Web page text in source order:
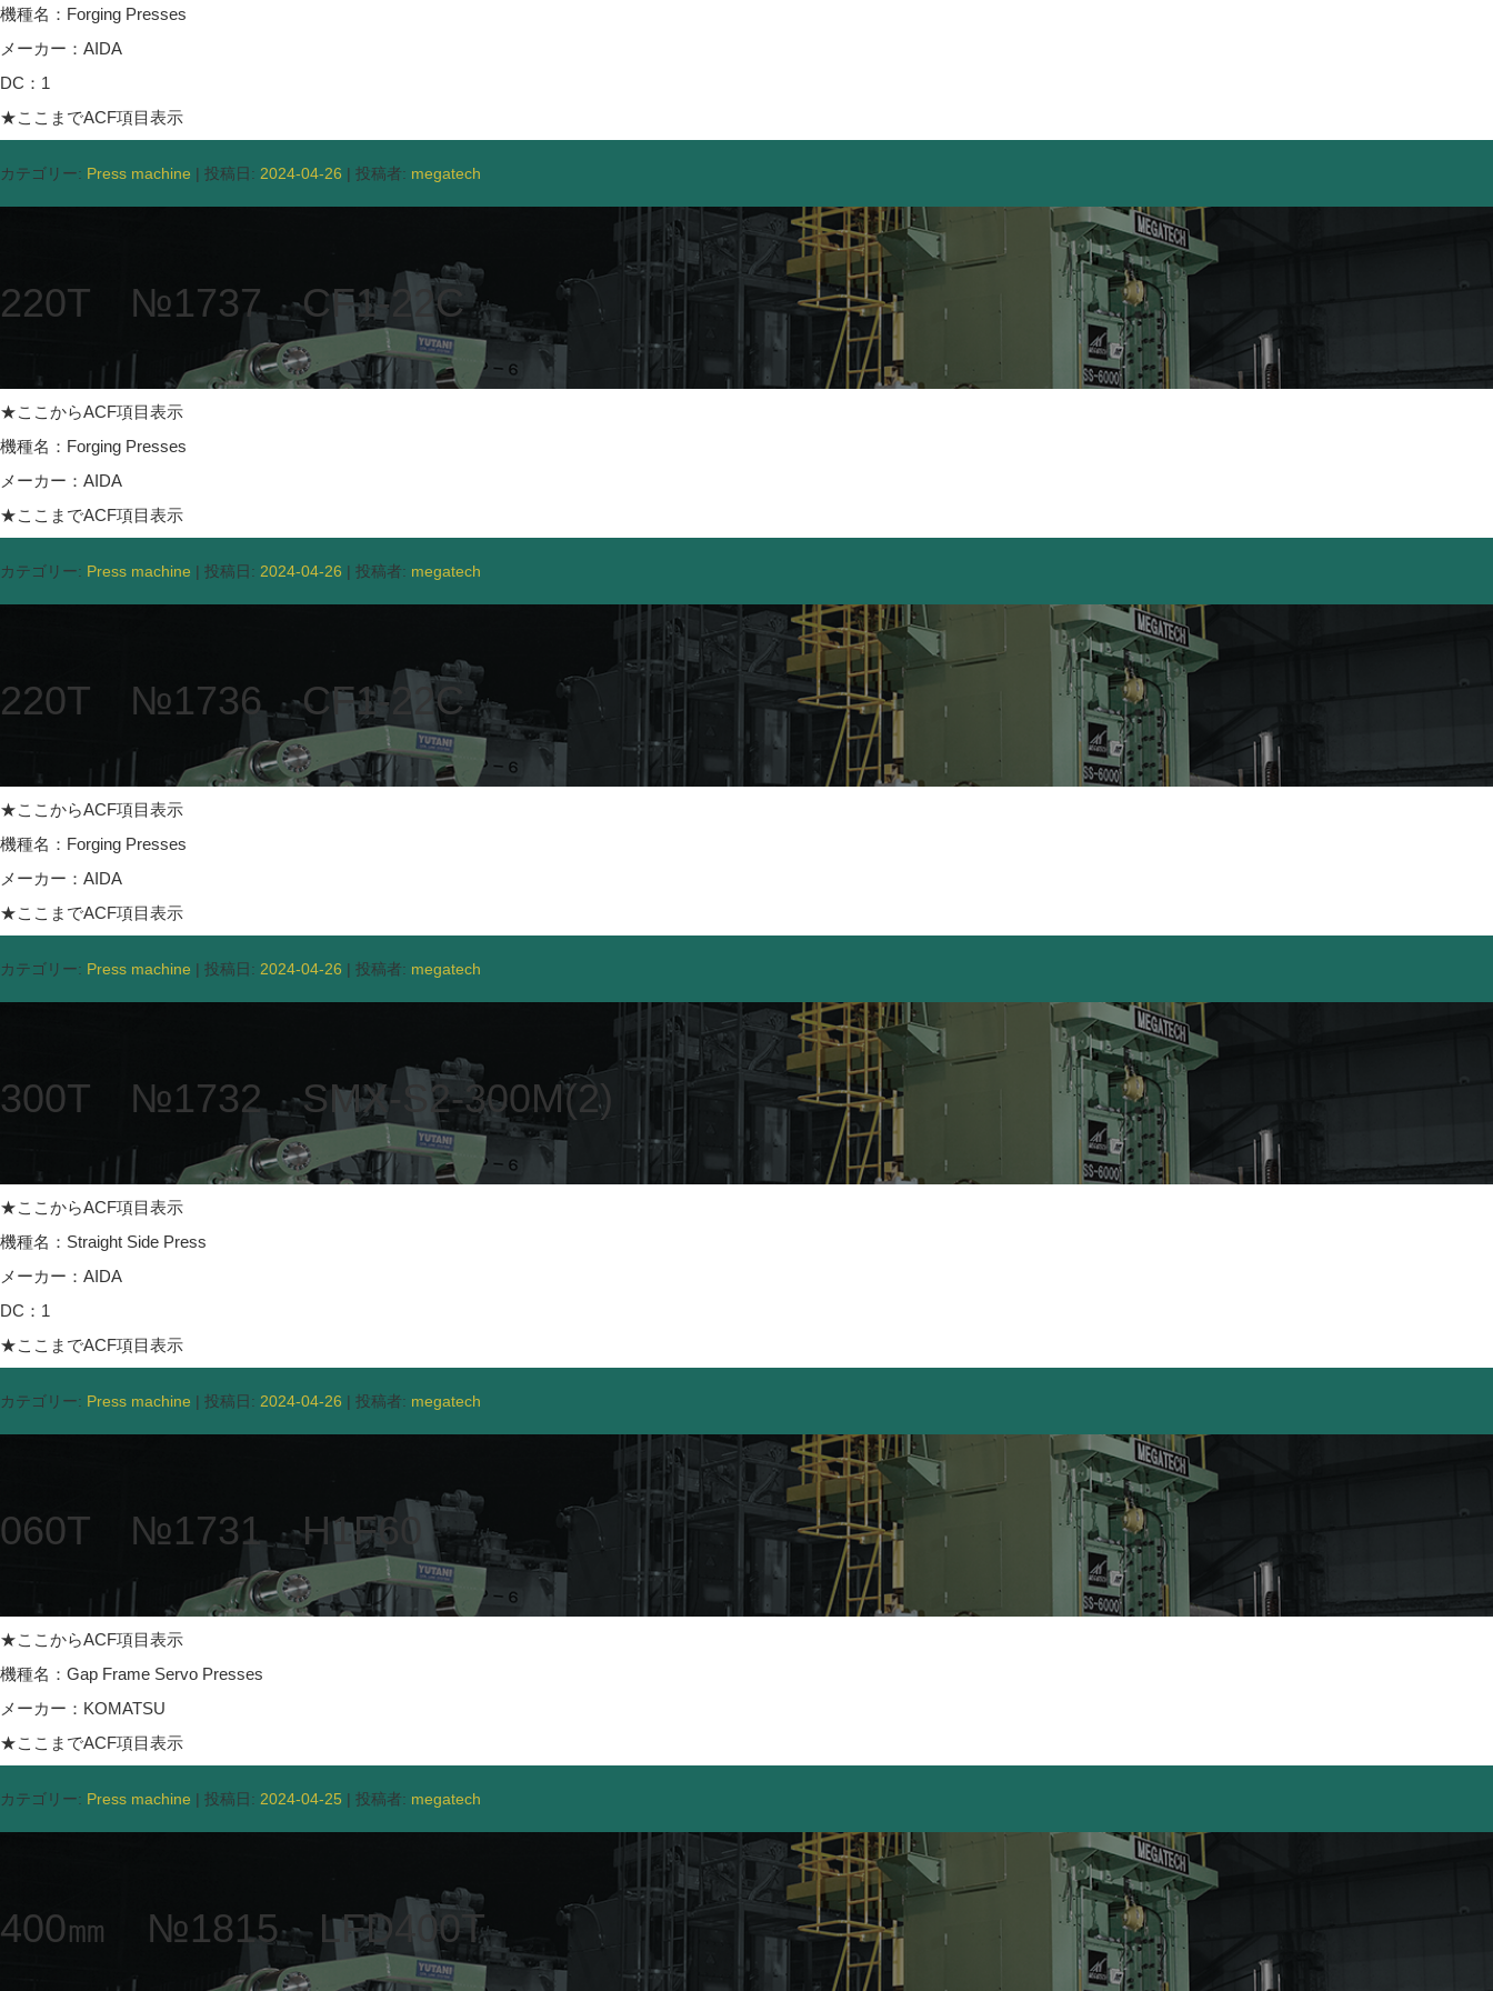
機種名：Forging Presses
メーカー：AIDA
DC：1
★ここまでACF項目表示
カテゴリー: Press machine | 投稿日: 2024-04-26 | 投稿者: megatech
220T №1737 CF1-22C
★ここからACF項目表示
機種名：Forging Presses
メーカー：AIDA
★ここまでACF項目表示
カテゴリー: Press machine | 投稿日: 2024-04-26 | 投稿者: megatech
220T №1736 CF1-22C
★ここからACF項目表示
機種名：Forging Presses
メーカー：AIDA
★ここまでACF項目表示
カテゴリー: Press machine | 投稿日: 2024-04-26 | 投稿者: megatech
300T №1732 SMX-S2-300M(2)
★ここからACF項目表示
機種名：Straight Side Press
メーカー：AIDA
DC：1
★ここまでACF項目表示
カテゴリー: Press machine | 投稿日: 2024-04-26 | 投稿者: megatech
060T №1731 H1F60
★ここからACF項目表示
機種名：Gap Frame Servo Presses
メーカー：KOMATSU
★ここまでACF項目表示
カテゴリー: Press machine | 投稿日: 2024-04-25 | 投稿者: megatech
400㎜ №1815 LFD400T